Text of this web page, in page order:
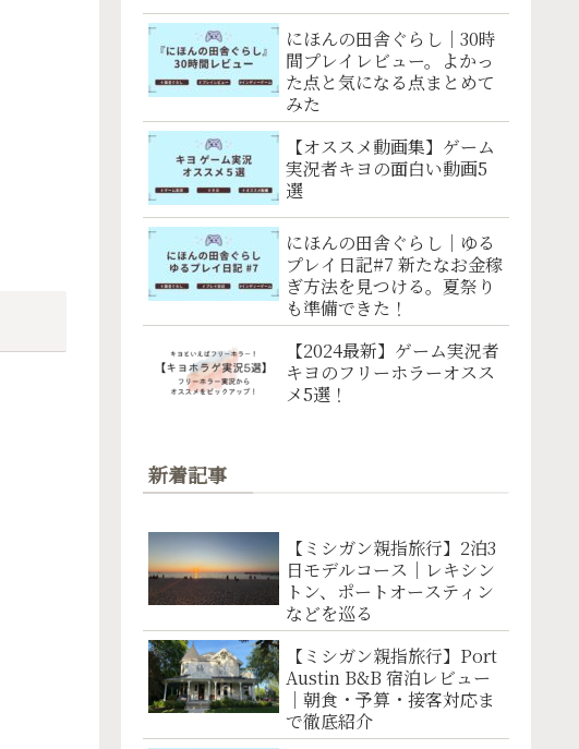
にほんの田舎ぐらし｜30時
間プレイレビュー。よかっ
た点と気になる点まとめて
みた
【オススメ動画集】ゲーム
実況者キヨの面白い動画5
選
にほんの田舎ぐらし｜ゆる
プレイ日記#7 新たなお金稼
ぎ方法を見つける。夏祭り
も準備できた！
【2024最新】ゲーム実況者
キヨのフリーホラーオスス
メ5選！
新着記事
【ミシガン親指旅行】2泊3
日モデルコース｜レキシン
トン、ポートオースティン
などを巡る
【ミシガン親指旅行】Port
Austin B&B 宿泊レビュー
｜朝食・予算・接客対応ま
で徹底紹介